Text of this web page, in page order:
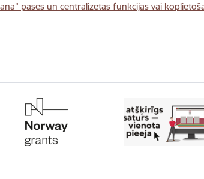
pases un centralizētas funkcijas vai